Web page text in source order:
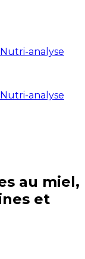
Nutri-analyse
Nutri-analyse
au miel,
et